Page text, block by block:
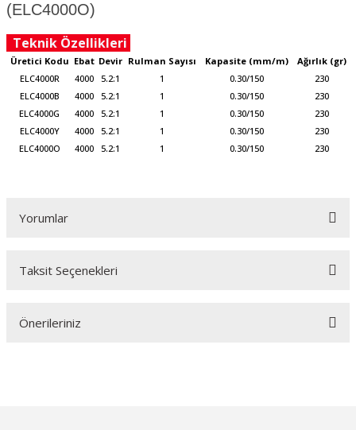
(ELC4000O)
Teknik Özellikleri
Üretici Kodu Ebat Devir Rulman Sayısı Kapasite (mm/m)
Ağırlık (gr)
ELC4000R
4000 5.2:1 1 0.30/150
230
ELC4000B
4000 5.2:1 1 0.30/150
230
ELC4000G
4000 5.2:1 1 0.30/150
230
ELC4000Y
4000 5.2:1 1 0.30/150
230
ELC4000O
4000 5.2:1 1 0.30/150 230
Yorumlar
Taksit Seçenekleri
Önerileriniz